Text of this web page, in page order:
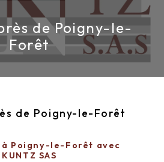
de Poigny-le-
Forêt
de Poigny-le-Forêt
Poigny-le-Forêt avec
KUNTZ SAS